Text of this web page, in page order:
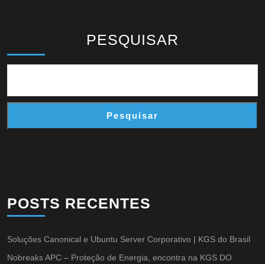
PESQUISAR
Pesquisar
POSTS RECENTES
Soluções Canonical e Ubuntu Server Corporativo | KGS do Brasil
Nobreaks APC – Proteção de Energia, encontra na KGS DO